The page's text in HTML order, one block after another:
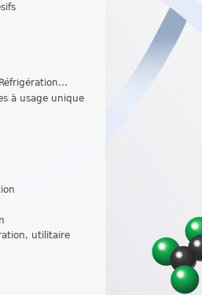
à usage unique
utilitaire